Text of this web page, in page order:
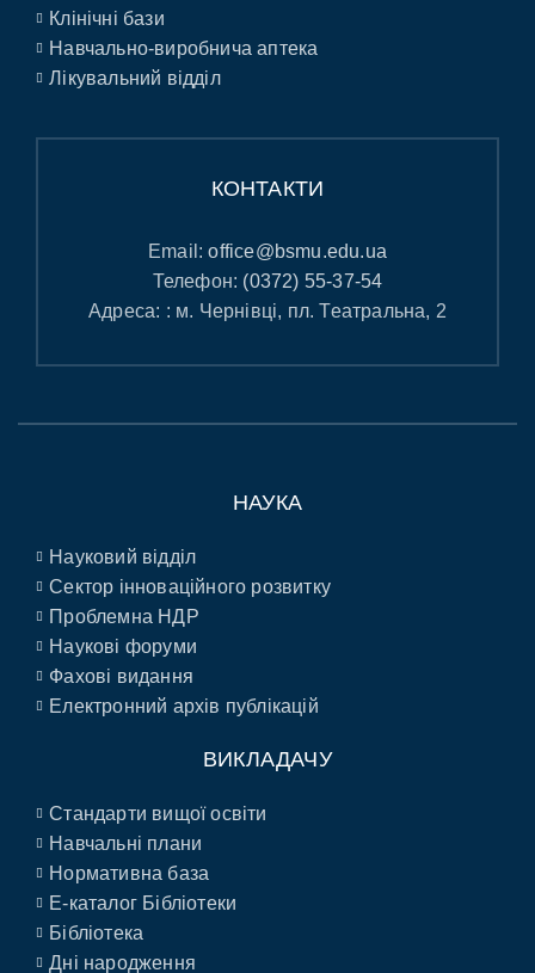
Клінічні бази
Навчально-виробнича аптека
Лікувальний відділ
КОНТАКТИ
Email:office@bsmu.edu.ua
Телефон: (0372) 55-37-54
Адреса: : м. Чернівці, пл. Театральна, 2
НАУКА
Науковий відділ
Сектор інноваційного розвитку
Проблемна НДР
Наукові форуми
Фахові видання
Електронний архів публікацій
ВИКЛАДАЧУ
Стандарти вищої освіти
Навчальні плани
Нормативна база
E-каталог Бібліотеки
Бібліотека
Дні народження